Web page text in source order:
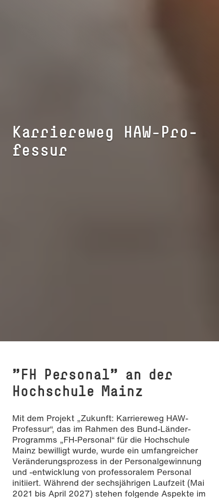
Karriereweg HAW-Pro­
fes­sur
"FH Personal" an der
Hochschule Mainz
Mit dem Projekt „Zukunft: Karriereweg HAW-
Professur“, das im Rahmen des Bund-Länder-
Programms „FH-Personal“ für die Hochschule
Mainz bewilligt wurde, wurde ein umfangreicher
Veränderungsprozess in der Personalgewinnung
und -entwicklung von professoralem Personal
initiiert. Während der sechsjährigen Laufzeit (Mai
2021 bis April 2027) stehen folgende Aspekte im